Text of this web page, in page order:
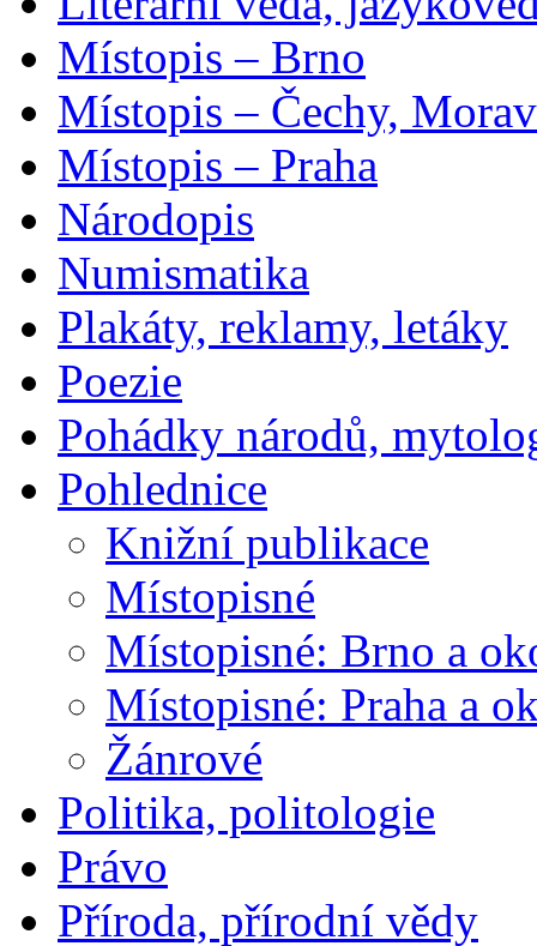
Místopis – Brno
Místopis – Čechy,
Místopis – Praha
Národopis
Numismatika
Plakáty, reklamy, letáky
Poezie
Pohádky národů,
Pohlednice
Knižní publikace
Místopisné
Místopisné: Brno a
Místopisné: Praha a
Žánrové
Politika, politologie
Právo
Příroda, přírodní vědy